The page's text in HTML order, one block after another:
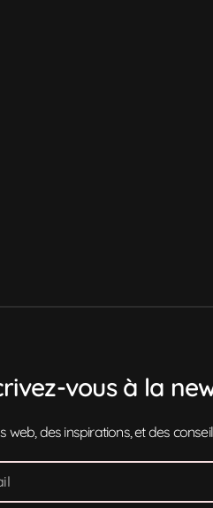
vous à la
web, des inspirations, et des